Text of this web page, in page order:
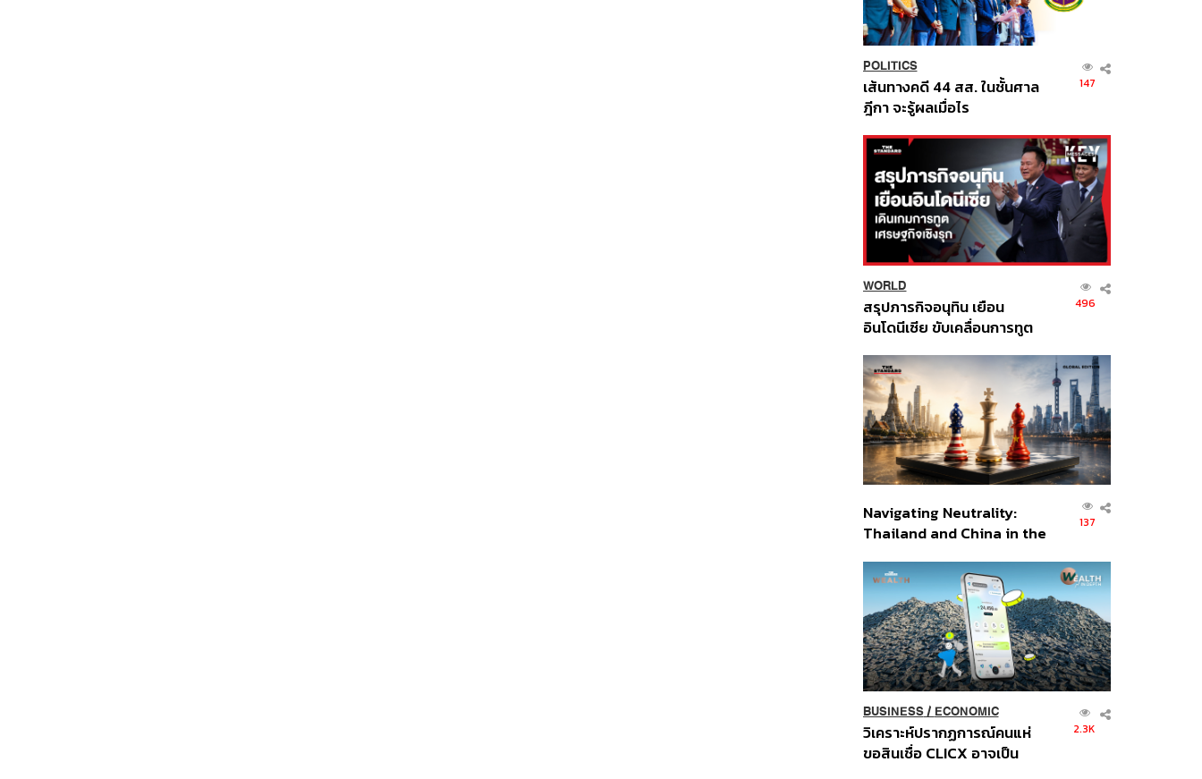
POLITICS
เส้นทางคดี 44 สส. ในชั้นศาล
ฎีกา จะรู้ผลเมื่อไร
147
WORLD
สรุปภารกิจอนุทิน เยือน
อินโดนีเซีย ขับเคลื่อนการทูต
ส่วนยุทธศาสตร์ไทย –
อินโดนีเซีย
496
Navigating Neutrality:
Thailand and China in the
Order
137
BUSINESS/ ECONOMIC
วิเคราะห์ปรากฏการณ์คนแห่
ขอสินเชื่อ CLICX อาจเป็น
2.3K